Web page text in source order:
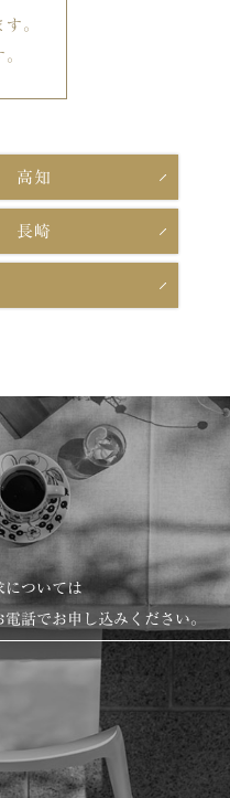
。
高知
長崎
については
話でお申し込みください。